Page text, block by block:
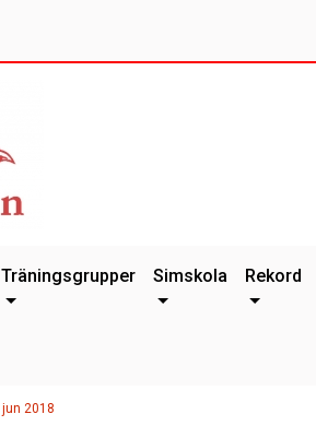
Träningsgrupper Simskola Rekord
jun 2018